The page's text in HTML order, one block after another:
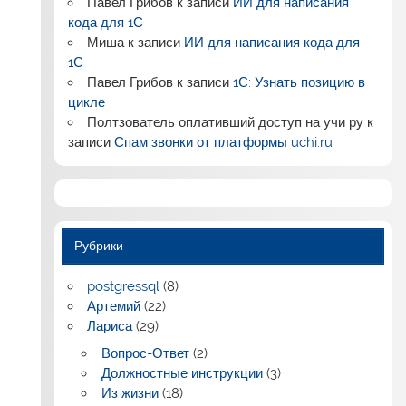
кода для 1С
Мишак записи ИИ для написания кода для
1С
Павел Грибов к записи1С: Узнать позицию в
цикле
Полтзователь оплативший доступ на учи ру к
записиСпам звонки от платформы uchi.ru
Рубрики
postgressql (8)
Артемий (22)
Лариса(29)
Вопрос-Ответ(2)
Должностные инструкции(3)
Из жизни(18)